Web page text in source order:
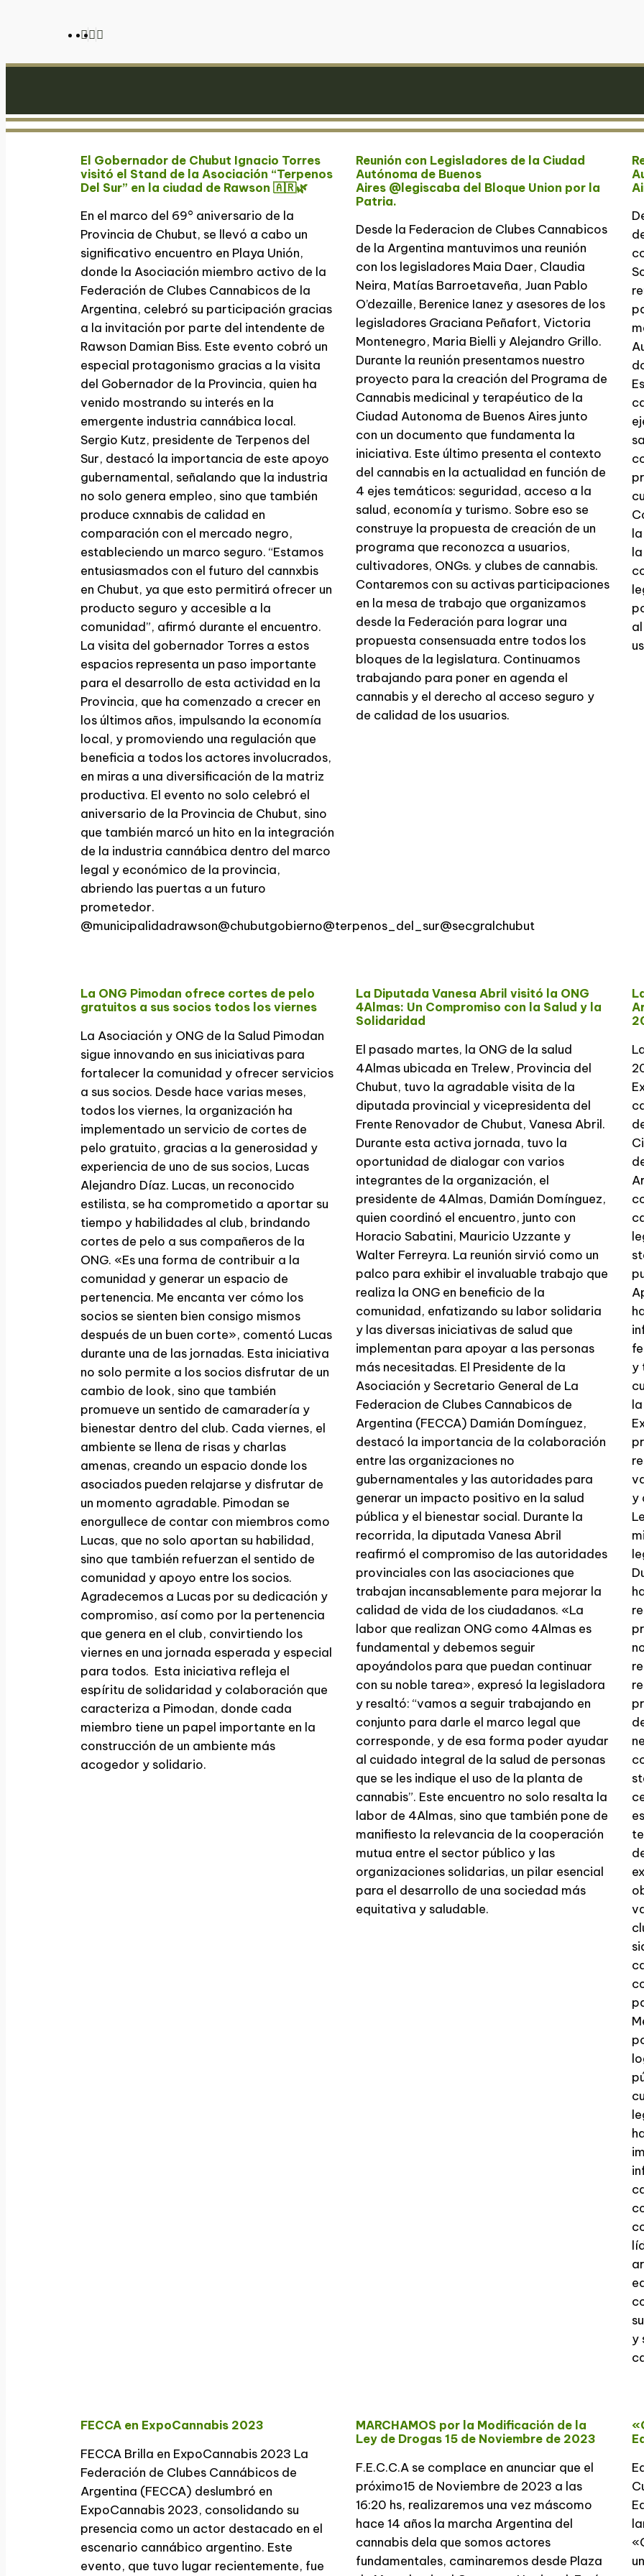
El Gobernador de Chubut Ignacio Torres
visitó el Stand de la Asociación “Terpenos
Del Sur” en la ciudad de Rawson 🇦🇷🌿
En el marco del 69° aniversario de la
Provincia de Chubut, se llevó a cabo un
significativo encuentro en Playa Unión,
donde la Asociación miembro activo de la
Federación de Clubes Cannabicos de la
Argentina, celebró su participación gracias
a la invitación por parte del intendente de
Rawson Damian Biss. Este evento cobró un
especial protagonismo gracias a la visita
del Gobernador de la Provincia, quien ha
venido mostrando su interés en la
emergente industria cannábica local.
Sergio Kutz, presidente de Terpenos del
Sur, destacó la importancia de este apoyo
gubernamental, señalando que la industria
no solo genera empleo, sino que también
produce cxnnabis de calidad en
comparación con el mercado negro,
estableciendo un marco seguro. “Estamos
entusiasmados con el futuro del cannxbis
en Chubut, ya que esto permitirá ofrecer un
producto seguro y accesible a la
comunidad”, afirmó durante el encuentro.
La visita del gobernador Torres a estos
espacios representa un paso importante
para el desarrollo de esta actividad en la
Provincia, que ha comenzado a crecer en
los últimos años, impulsando la economía
local, y promoviendo una regulación que
beneficia a todos los actores involucrados,
en miras a una diversificación de la matriz
productiva. El evento no solo celebró el
aniversario de la Provincia de Chubut, sino
que también marcó un hito en la integración
de la industria cannábica dentro del marco
legal y económico de la provincia,
abriendo las puertas a un futuro
prometedor.
@municipalidadrawson@chubutgobierno@terpenos_del_sur@secgralchubut
Reunión con Legisladores de la Ciudad
Autónoma de Buenos
Aires @legiscaba del Bloque Union por la
Patria.
Desde la Federacion de Clubes Cannabicos
de la Argentina mantuvimos una reunión
con los legisladores Maia Daer, Claudia
Neira, Matías Barroetaveña, Juan Pablo
O’dezaille, Berenice Ianez y asesores de los
legisladores Graciana Peñafort, Victoria
Montenegro, Maria Bielli y Alejandro Grillo.
Durante la reunión presentamos nuestro
proyecto para la creación del Programa de
Cannabis medicinal y terapéutico de la
Ciudad Autonoma de Buenos Aires junto
con un documento que fundamenta la
iniciativa. Este último presenta el contexto
del cannabis en la actualidad en función de
4 ejes temáticos: seguridad, acceso a la
salud, economía y turismo. Sobre eso se
construye la propuesta de creación de un
programa que reconozca a usuarios,
cultivadores, ONGs. y clubes de cannabis.
Contaremos con su activas participaciones
en la mesa de trabajo que organizamos
desde la Federación para lograr una
propuesta consensuada entre todos los
bloques de la legislatura. Continuamos
trabajando para poner en agenda el
cannabis y el derecho al acceso seguro y
de calidad de los usuarios.
La ONG Pimodan ofrece cortes de pelo
gratuitos a sus socios todos los viernes
La Asociación y ONG de la Salud Pimodan
sigue innovando en sus iniciativas para
fortalecer la comunidad y ofrecer servicios
a sus socios. Desde hace varias meses,
todos los viernes, la organización ha
implementado un servicio de cortes de
pelo gratuito, gracias a la generosidad y
experiencia de uno de sus socios, Lucas
Alejandro Díaz. Lucas, un reconocido
estilista, se ha comprometido a aportar su
tiempo y habilidades al club, brindando
cortes de pelo a sus compañeros de la
ONG. «Es una forma de contribuir a la
comunidad y generar un espacio de
pertenencia. Me encanta ver cómo los
socios se sienten bien consigo mismos
después de un buen corte», comentó Lucas
durante una de las jornadas. Esta iniciativa
no solo permite a los socios disfrutar de un
cambio de look, sino que también
promueve un sentido de camaradería y
bienestar dentro del club. Cada viernes, el
ambiente se llena de risas y charlas
amenas, creando un espacio donde los
asociados pueden relajarse y disfrutar de
un momento agradable. Pimodan se
enorgullece de contar con miembros como
Lucas, que no solo aportan su habilidad,
sino que también refuerzan el sentido de
comunidad y apoyo entre los socios.
Agradecemos a Lucas por su dedicación y
compromiso, así como por la pertenencia
que genera en el club, convirtiendo los
viernes en una jornada esperada y especial
para todos. Esta iniciativa refleja el
espíritu de solidaridad y colaboración que
caracteriza a Pimodan, donde cada
miembro tiene un papel importante en la
construcción de un ambiente más
acogedor y solidario.
La Diputada Vanesa Abril visitó la ONG
4Almas: Un Compromiso con la Salud y la
Solidaridad
El pasado martes, la ONG de la salud
4Almas ubicada en Trelew, Provincia del
Chubut, tuvo la agradable visita de la
diputada provincial y vicepresidenta del
Frente Renovador de Chubut, Vanesa Abril.
Durante esta activa jornada, tuvo la
oportunidad de dialogar con varios
integrantes de la organización, el
presidente de 4Almas, Damián Domínguez,
quien coordinó el encuentro, junto con
Horacio Sabatini, Mauricio Uzzante y
Walter Ferreyra. La reunión sirvió como un
palco para exhibir el invaluable trabajo que
realiza la ONG en beneficio de la
comunidad, enfatizando su labor solidaria
y las diversas iniciativas de salud que
implementan para apoyar a las personas
más necesitadas. El Presidente de la
Asociación y Secretario General de La
Federacion de Clubes Cannabicos de
Argentina (FECCA) Damián Domínguez,
destacó la importancia de la colaboración
entre las organizaciones no
gubernamentales y las autoridades para
generar un impacto positivo en la salud
pública y el bienestar social. Durante la
recorrida, la diputada Vanesa Abril
reafirmó el compromiso de las autoridades
provinciales con las asociaciones que
trabajan incansablemente para mejorar la
calidad de vida de los ciudadanos. «La
labor que realizan ONG como 4Almas es
fundamental y debemos seguir
apoyándolos para que puedan continuar
con su noble tarea», expresó la legisladora
y resaltó: “vamos a seguir trabajando en
conjunto para darle el marco legal que
corresponde, y de esa forma poder ayudar
al cuidado integral de la salud de personas
que se les indique el uso de la planta de
cannabis”. Este encuentro no solo resalta la
labor de 4Almas, sino que también pone de
manifiesto la relevancia de la cooperación
mutua entre el sector público y las
organizaciones solidarias, un pilar esencial
para el desarrollo de una sociedad más
equitativa y saludable.
y
y
y
FECCA en ExpoCannabis 2023
FECCA Brilla en ExpoCannabis 2023 La
Federación de Clubes Cannábicos de
Argentina (FECCA) deslumbró en
ExpoCannabis 2023, consolidando su
presencia como un actor destacado en el
escenario cannábico argentino. Este
evento, que tuvo lugar recientemente, fue
MARCHAMOS por la Modificación de la
Ley de Drogas 15 de Noviembre de 2023
F.E.C.C.A se complace en anunciar que el
próximo15 de Noviembre de 2023 a las
16:20 hs, realizaremos una vez máscomo
hace 14 años la marcha Argentina del
cannabis dela que somos actores
fundamentales, caminaremos desde Plaza